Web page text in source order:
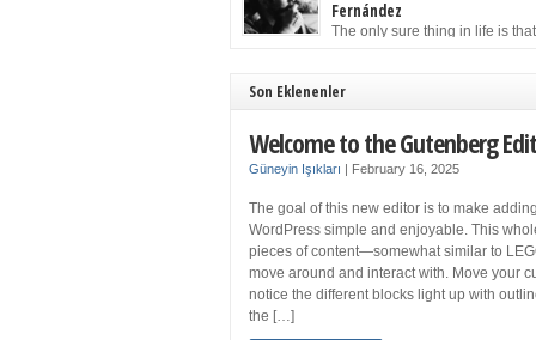
to solution may well be to get more sleep but
you get your 8 hours a night and still feel
Fernández
The only sure thing in life is that
sooner rather than later the leader of the
Revolution would succumb to that most strict
ways by the […]
Son Eklenenler
Welcome to the Gutenberg
Güneyin Işıkları February 16, 2025
The goal of this new editor is to make
WordPress simple and enjoyable. This
pieces of content—somewhat similar to
move around and interact with. Move your
notice the different blocks light up with
the […]